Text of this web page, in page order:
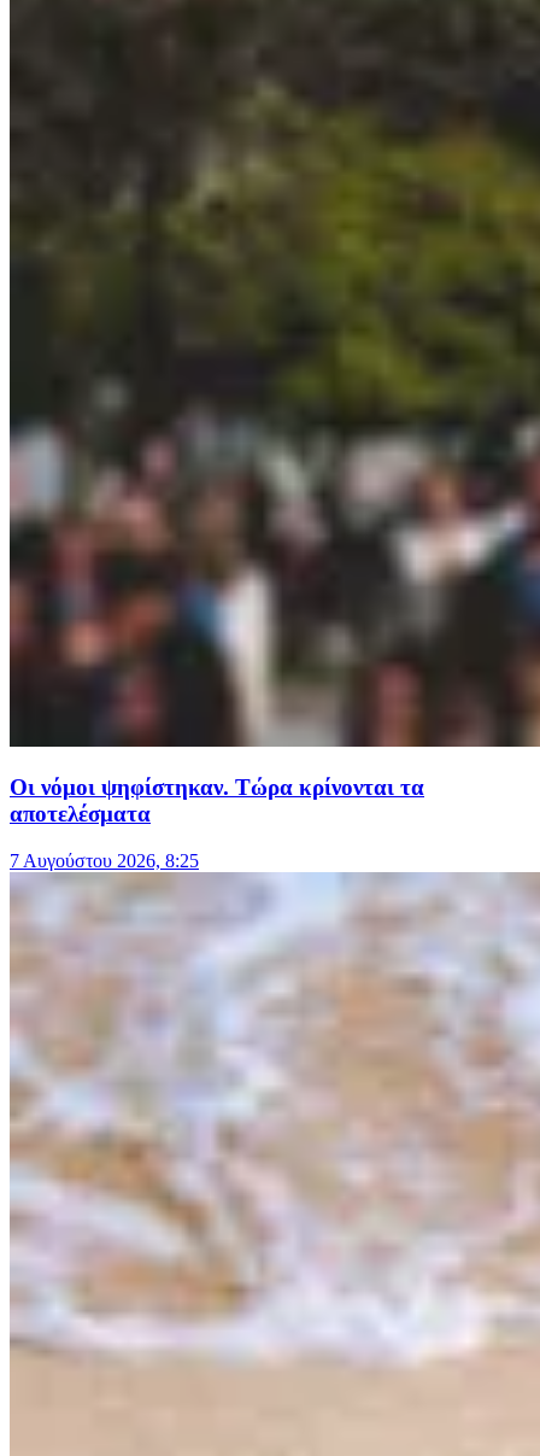
Οι νόμοι ψηφίστηκαν. Τώρα κρίνονται τα
αποτελέσματα
7 Αυγούστου 2026, 8:25